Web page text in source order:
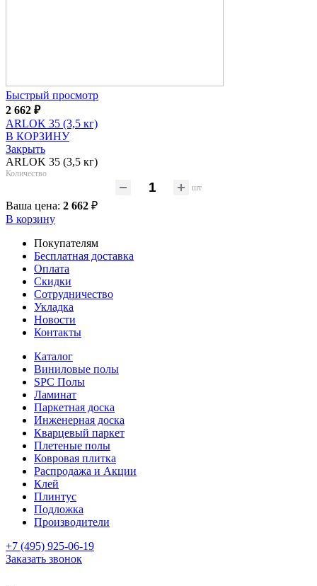
Быстрый просмотр
2 662 ₽
ARLOK 35 (3,5 кг)
В КОРЗИНУ
Закрыть
ARLOK 35 (3,5 кг)
Количество
шт
Ваша цена: 2 662 ₽
В корзину
Покупателям
Бесплатная доставка
Оплата
Скидки
Сотрудничество
Укладка
Новости
Контакты
Каталог
Виниловые полы
SPC Полы
Ламинат
Паркетная доска
Инженерная доска
Кварцевый паркет
Плетеные полы
Ковровая плитка
Распродажа и Акции
Клей
Плинтус
Подложка
Производители
+7 (495) 925-06-19
Заказать звонок